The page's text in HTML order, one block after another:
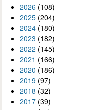
2026 (108)
2025 (204)
2024 (180)
2023 (182)
2022 (145)
2021 (166)
2020 (186)
2019 (97)
2018 (32)
2017 (39)